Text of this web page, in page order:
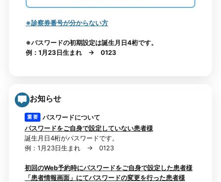
※診察券番号が分からない方
※パスワードの初期設定は誕生月日4桁です。
例：1月23日生まれ → 0123
お知らせ
重 要
パスワードについて
パスワードをご自身で設定していない患者様
誕生月日4桁がパスワードです。
例：1月23日生まれ → 0123
初回のWeb予約時にパスワードをご自身で設定した患者様
「患者情報画面」にてパスワードの変更を行った患者様